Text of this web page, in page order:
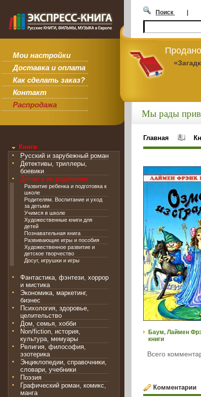
Мои настройки
Доставка и оплата
Как сделать заказ?
Контакт
Распродажа
Поиск |
Книги
Русский и зарубежный роман
Детективы, триллеры,
боевики
Детям и их родителям
Развитие ребенка и подготовка к
школе
Родителям. Воспитание и уход
за детьми
Учимся в школе
Художественные книги для
детей
Познавательная книга
Развивающие игры и пособия
Художественное развитие и
детское творчество
Досуг, игрушки и игры
Фантастика, фэнтези, хоррор
и мистика
Экономика, маркетинг,
бизнес
Психология, здоровье,
целительство
Дом, семья, хобби
Non/fiction, история,
культура, мемуары
Религия, философия,
эзотерика
Энциклопедии, справочники,
словари, учебники
Поэзия
Графический роман, комикс,
манга
Мы рады
Главная
Баум, Лаймен
книги
Всего
Комментарии